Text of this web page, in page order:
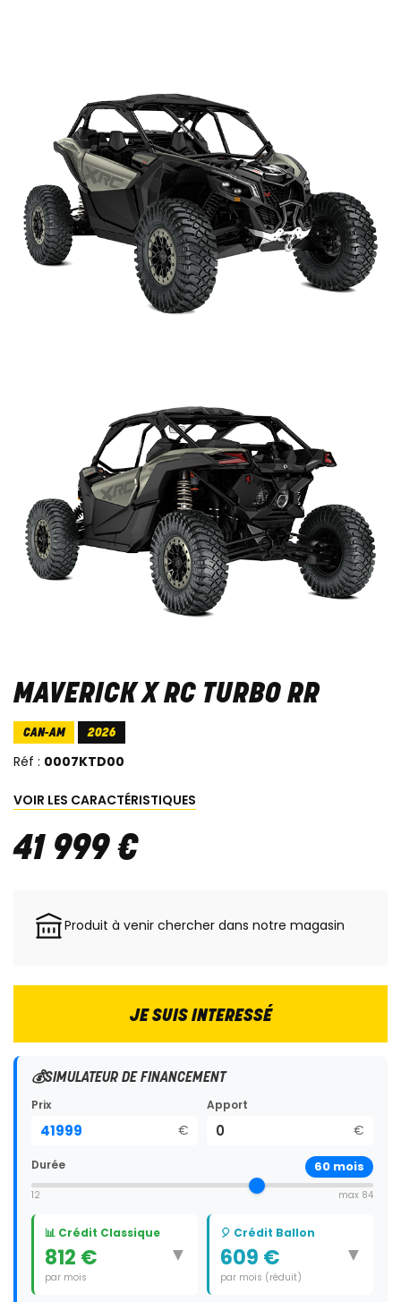
MAVERICK X RC TURBO RR
CAN-AM 2026
Réf : 0007KTD00
VOIR LES CARACTÉRISTIQUES
41 999€
Produit à venir chercher dans notre magasin
JE SUIS INTERESSÉ
💰SIMULATEUR DE FINANCEMENT
Prix
€
Apport
€
Durée 60 mois
12 max 84
📊 Crédit Classique
812 €
par mois
▼
🎈 Crédit Ballon
609 €
par mois (réduit)
▼